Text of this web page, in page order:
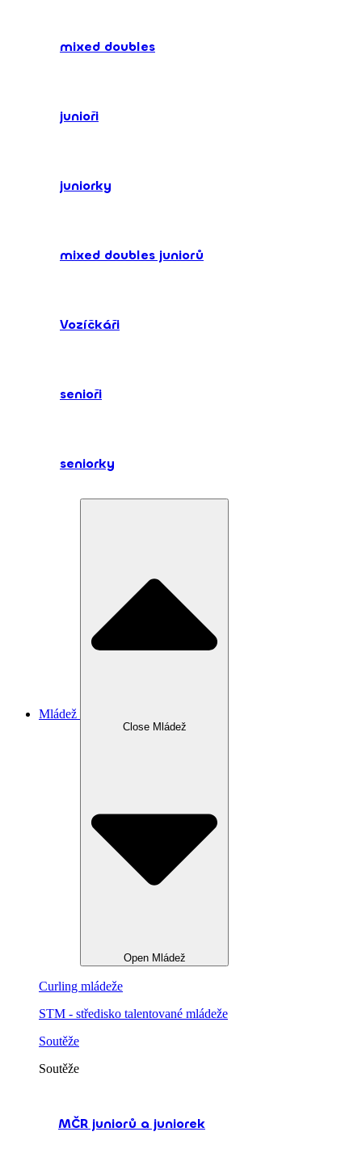
mixed doubles
junioři
juniorky
mixed doubles juniorů
Vozíčkáři
senioři
seniorky
Mládež
Close Mládež
Open Mládež
Curling mládeže
STM - středisko talentované mládeže
Soutěže
Soutěže
MČR juniorů a juniorek